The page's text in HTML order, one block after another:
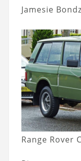
Jamesie
Range Rover